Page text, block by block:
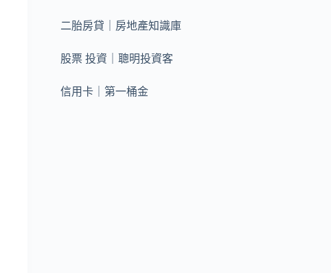
二胎房貸｜房地產知識庫
股票 投資｜聰明投資客
信用卡｜第一桶金